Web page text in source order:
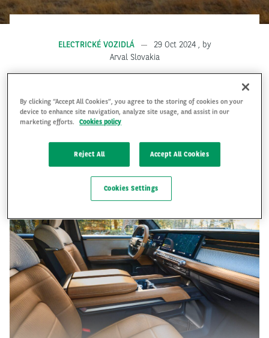
ELECTRICKÉ VOZIDLÁ 29 Oct 2024
, by
Arval Slovakia
Cena nového elektrického SUV Scout Traveler sa bude začínať pod 60 000
km alebo až 805 km s externým dojazdom nazvaným Harvester.
My Arval For Fleet Manager
By clicking “Accept All Cookies”, you agree to the storing of cookies on your
device to enhance site navigation, analyze site usage, and assist in our
marketing efforts. Cookies policy
Reject All Accept All Cookies
Cookies Settings